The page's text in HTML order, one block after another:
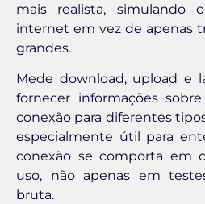
mais realista, simulando
internet em vez de apenas
grandes.
Mede download, upload e
fornecer informações
conexão para diferentes
especialmente útil para
conexão se comporta em
uso, não apenas em
bruta.